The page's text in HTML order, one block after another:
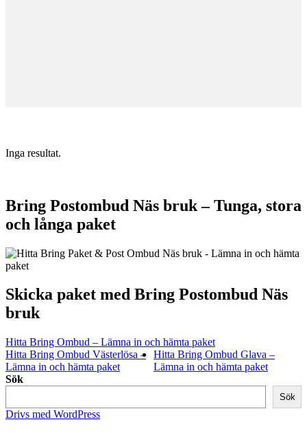
Inga resultat.
Bring Postombud Näs bruk – Tunga, stora
och långa paket
Skicka paket med Bring Postombud Näs
bruk
Hitta Bring Ombud – Lämna in och hämta paket
Hitta Bring Ombud Västerlösa –
Lämna in och hämta paket
Hitta Bring Ombud Glava –
Lämna in och hämta paket
Sök
Sök
Drivs med WordPress